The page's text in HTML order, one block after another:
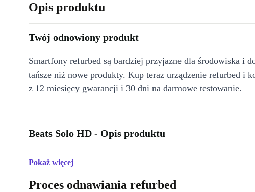
Opis produktu
Twój odnowiony produkt
Smartfony refurbed są bardziej przyjazne dla środowiska i
tańsze niż nowe produkty. Kup teraz urządzenie refurbed i
z 12 miesięcy gwarancji i 30 dni na darmowe testowanie.
Beats Solo HD - Opis produktu
Pokaż więcej
Proces odnawiania refurbed